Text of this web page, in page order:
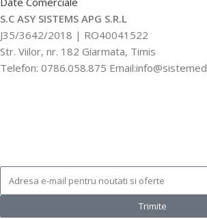
S.C ASY SISTEMS APG S.R.L
J35/3642/2018 | RO40041522
Str. Viilor, nr. 182 Giarmata, Timis
Telefon: 0786.058.875
Trimite